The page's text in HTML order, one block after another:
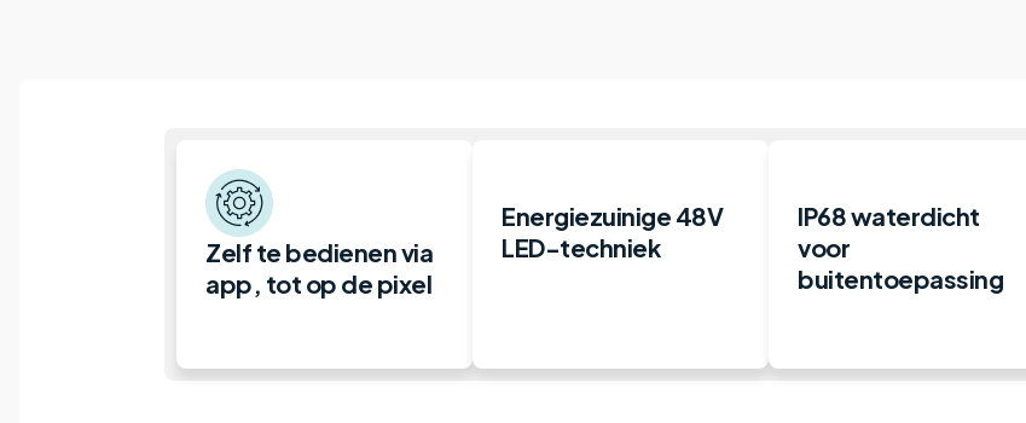
Zelf te bedienen via
app, tot op de pixel
Energiezuinige 48V
LED-techniek
IP68 waterdicht
voor
buitentoepassing